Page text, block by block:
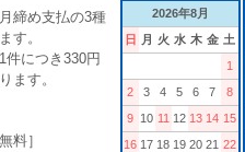
締め支払の3種
す。
につき330円
ます。
料］
2026年8月
日
月 火 水 木 金 土
1
2
3 4 5 6 7
8
9 10 11 12 13 14 15
16 17 18 19 20 21 22